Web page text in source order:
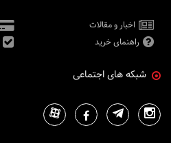
اخبار و مقالات
راهنمای خرید
شبکه های اجتماعی